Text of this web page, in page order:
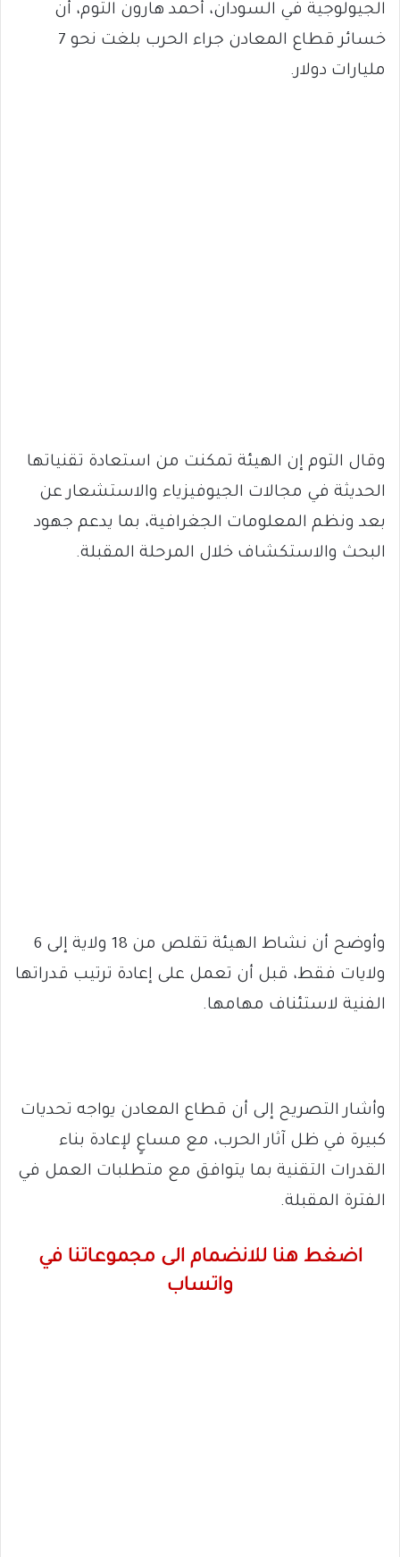
الجيولوجية في السودان، أحمد هارون التوم، أن
خسائر قطاع المعادن جراء الحرب بلغت نحو 7
مليارات دولار.
وقال التوم إن الهيئة تمكنت من استعادة تقنياتها
الحديثة في مجالات الجيوفيزياء والاستشعار عن
بعد ونظم المعلومات الجغرافية، بما يدعم جهود
البحث والاستكشاف خلال المرحلة المقبلة.
وأوضح أن نشاط الهيئة تقلص من 18 ولاية إلى 6
ولايات فقط، قبل أن تعمل على إعادة ترتيب قدراتها
الفنية لاستئناف مهامها.
وأشار التصريح إلى أن قطاع المعادن يواجه تحديات
كبيرة في ظل آثار الحرب، مع مساعٍ لإعادة بناء
القدرات التقنية بما يتوافق مع متطلبات العمل في
الفترة المقبلة.
اضغط هنا للانضمام الى مجموعاتنا في
واتساب